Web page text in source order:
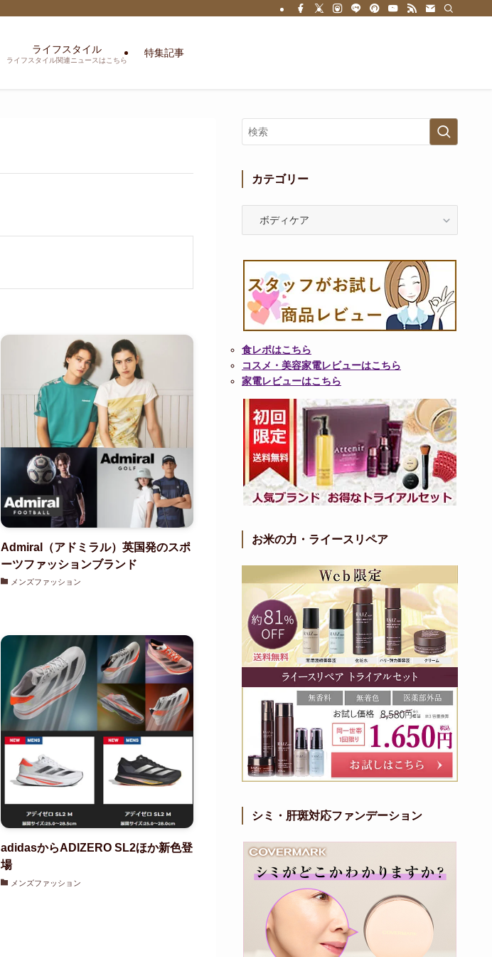
ライフスタイル
ライフスタイル関連ニュースはこちら
特集記事
Admiral（アドミラル）英国発のスポ
ーツファッションブランド
メンズファッション
adidasからADIZERO SL2ほか新色登
場
メンズファッション
カテゴリー
リ
食レポはこちら
コスメ・美容家電レビューはこちら
家電レビューはこちら
お米の力・ライースリペア
シミ・肝斑対応ファンデーション